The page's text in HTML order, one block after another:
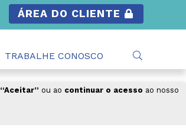
“Aceitar” ou ao continuar o acesso ao nosso
ÁREA DO CLIENTE
TRABALHE CONOSCO